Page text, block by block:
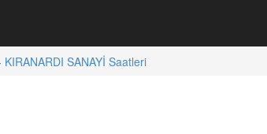
KIRANARDI SANAYİ Saatleri